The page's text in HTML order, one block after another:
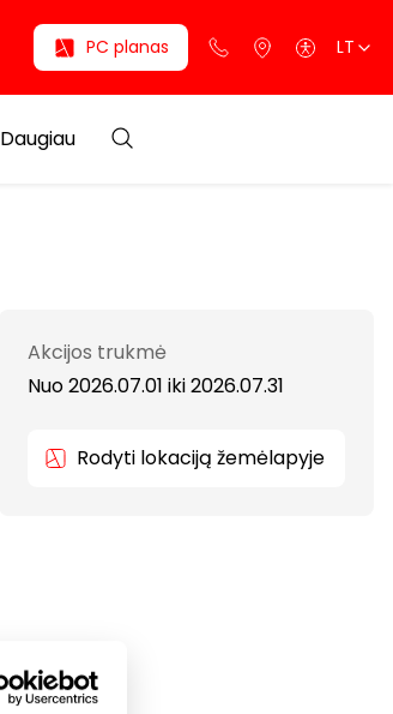
PC planas LT
Daugiau
Akcijos trukmė
Nuo 2026.07.01 iki2026.07.31
Rodyti lokaciją žemėlapyje